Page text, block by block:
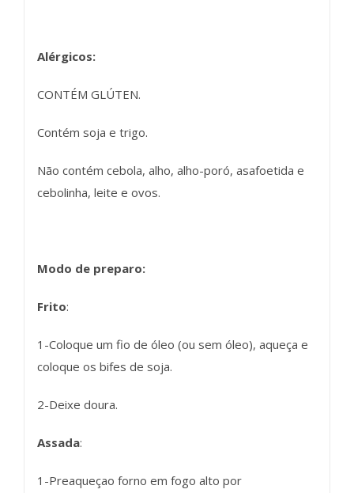
Alérgicos:
CONTÉM GLÚTEN.
Contém soja e trigo.
Não contém cebola, alho, alho-poró, asafoetida e
cebolinha, leite e ovos.
Modo de preparo:
Frito:
1-Coloque um fio de óleo (ou sem óleo), aqueça e
coloque os bifes de soja.
2-Deixe doura.
Assada:
1-Preaqueçao forno em fogo alto por